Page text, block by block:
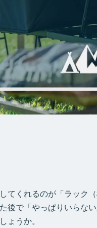
くれるのが「ラック（
後で「やっぱりいらな
うか。